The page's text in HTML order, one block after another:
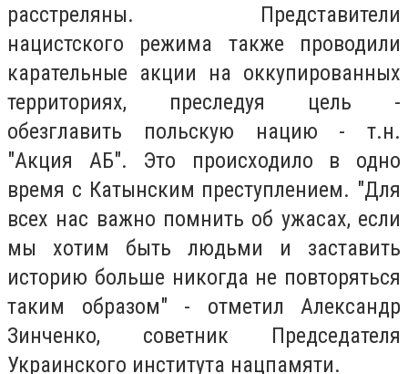
расстреляны. Представители
нацистского режима также проводили
карательные акции на оккупированных
территориях, преследуя цель -
обезглавить польскую нацию - т.н.
"Акция АБ". Это происходило в одно
время с Катынским преступлением. "Для
всех нас важно помнить об ужасах, если
мы хотим быть людьми и заставить
историю больше никогда не повторяться
таким образом" - отметил Александр
Зинченко, советник Председателя
Украинского института нацпамяти.